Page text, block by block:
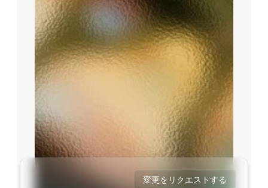
リクエスト日: 2026年11月7日
リクエスト日: 2026年7月7日
リクエストされた者: Enzai
リクエスト日: 2026年8月18日
リクエストされた者: Enzai
レビュアー:
リクエスト日: 2026年6月19日
レビュアー:
変更をリクエストする